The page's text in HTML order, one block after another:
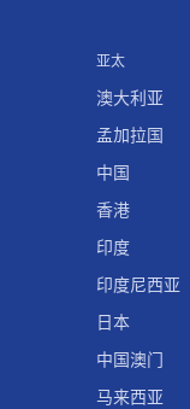
亚太
澳大利亚
孟加拉国
中国
香港
印度
印度尼西亚
日本
中国澳门
马来西亚